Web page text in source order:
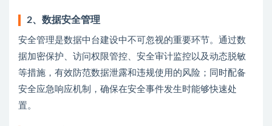
2、数据安全管理
安全管理是数据中台建设中不可忽视的重要环节。通过数
据加密保护、访问权限管控、安全审计监控以及动态脱敏
等措施，有效防范数据泄露和违规使用的风险；同时配备
安全应急响应机制，确保在安全事件发生时能够快速处
置。